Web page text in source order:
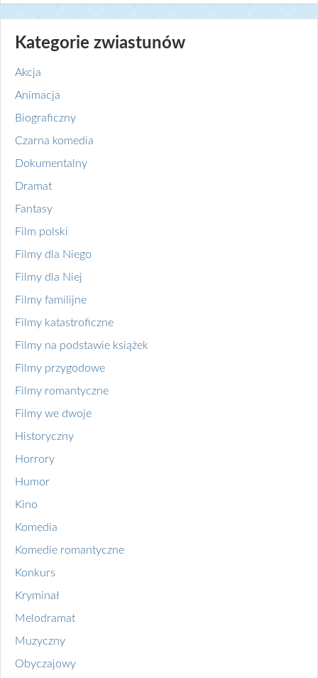
Kategorie zwiastunów
Akcja
Animacja
Biograficzny
Czarna komedia
Dokumentalny
Dramat
Fantasy
Film polski
Filmy dla Niego
Filmy dla Niej
Filmy familijne
Filmy katastroficzne
Filmy na podstawie książek
Filmy przygodowe
Filmy romantyczne
Filmy we dwoje
Historyczny
Horrory
Humor
Kino
Komedia
Komedie romantyczne
Konkurs
Kryminał
Melodramat
Muzyczny
Obyczajowy